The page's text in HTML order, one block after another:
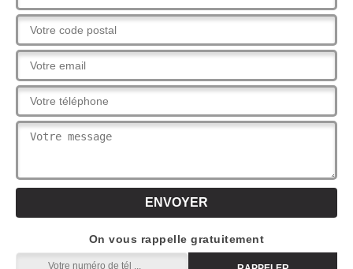
On vous rappelle gratuitement